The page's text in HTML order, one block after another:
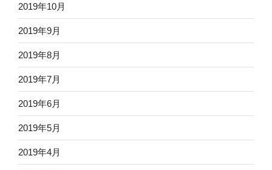
2019年10月
2019年9月
2019年8月
2019年7月
2019年6月
2019年5月
2019年4月